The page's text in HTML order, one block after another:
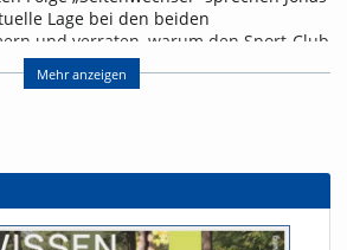
Lage bei den beiden
und verraten, warum den Sport-Club
Spiel erwarten könnte wie drei
Mehr anzeigen